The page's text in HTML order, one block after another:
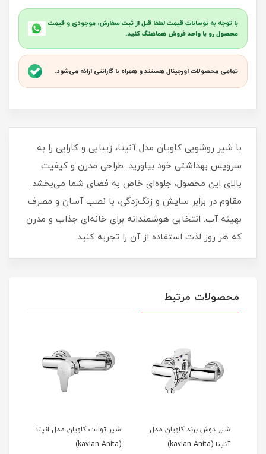
با توجه به نوسانات قیمت لطفا قبل از ثبت سفارش، موجودی و قیمت
محصول رو با واحد فروش هماهنگ کنید.
تمامی محصولات اورجینال هستند و همراه با گارانتی ارائه می‌شود.
با شیر روشویی کاویان مدل آنیتا، زیبایی و کارایی را به
سرویس بهداشتی خود بیاورید. طراحی مدرن و کیفیت
بالای این محصول، جلوه‌ای خاص به فضای شما می‌بخشد.
مقاوم در برابر سایش و زنگ‌زدگی، با نصب آسان و مصرف
بهینه آب. انتخابی هوشمندانه برای خانه‌ای جذاب و مدرن
که هر روز لذت استفاده از آن را تجربه کنید.
محصولات مرتبط
شیر دوش برند کاویان مدل
آنیتا (kavian Anita)
شیر توالت کاویان مدل انیتا
(kavian Anita)